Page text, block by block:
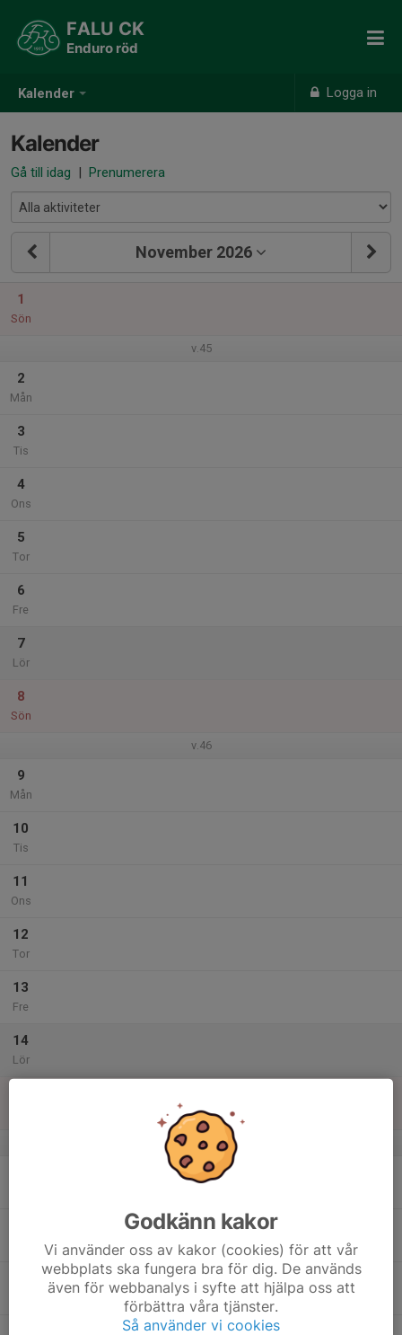
Kalender Logga in
FALU CK
Enduro röd
Kalender
Gå till idag | Prenumerera
November 2026
1
Sön
v.45
2
Mån
3
Tis
4
Ons
5
Tor
6
Fre
7
Lör
8
Sön
v.46
9
Mån
10
Tis
11
Ons
12
Tor
13
Fre
14
Lör
v.47
Godkänn kakor
Vi använder oss av kakor (cookies) för att vår
webbplats ska fungera bra för dig. De används
även för webbanalys i syfte att hjälpa oss att
förbättra våra tjänster.
Så använder vi cookies